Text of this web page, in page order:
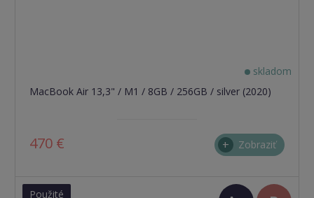
skladom
MacBook Air 13,3" / M1 / 8GB / 256GB / silver (2020)
470 € Zobraziť
Použité